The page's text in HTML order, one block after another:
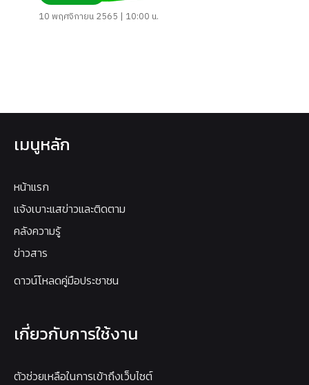
10 พฤศจิกายน 2565 | 10:00 น.
เมนูหลัก
หน้าแรก
แจ้งเบาะแสข่าวและติดตาม
คลังความรู้
ข่าวสาร
ดาวน์โหลดคู่มือประชาชน
เกี่ยวกับการใช้งาน
ตัวช่วยเหลือในการเข้าถึงเว็บไซต์